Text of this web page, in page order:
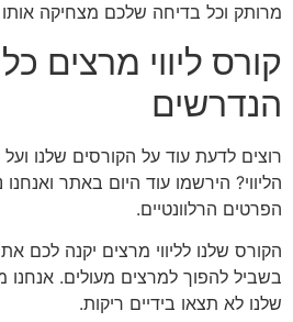
מרותק וכל בדיחה שלכם מצחיקה
קורס ליווי מרצים
הנדרשים
רוצים לדעת עוד על הקורסים שלנו
הליווי? הירשמו עוד היום באתר
הפרטים הרלוונטיים.
הקורס שלנו לליווי מרצים יקנה לכם
בשביל להפוך למרצים מעולים.
שלנו לא תצאו בידיים ריקות.